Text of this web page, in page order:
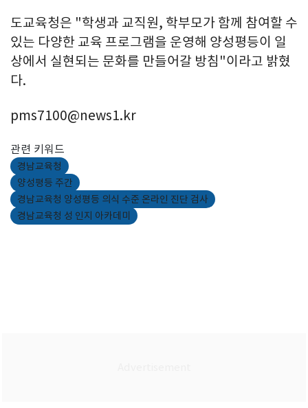
도교육청은 "학생과 교직원, 학부모가 함께 참여할 수
있는 다양한 교육 프로그램을 운영해 양성평등이 일
상에서 실현되는 문화를 만들어갈 방침"이라고 밝혔
다.
pms7100@news1.kr
관련 키워드
경남교육청
양성평등 주간
경남교육청 양성평등 의식 수준 온라인 진단 검사
경남교육청 성 인지 아카데미